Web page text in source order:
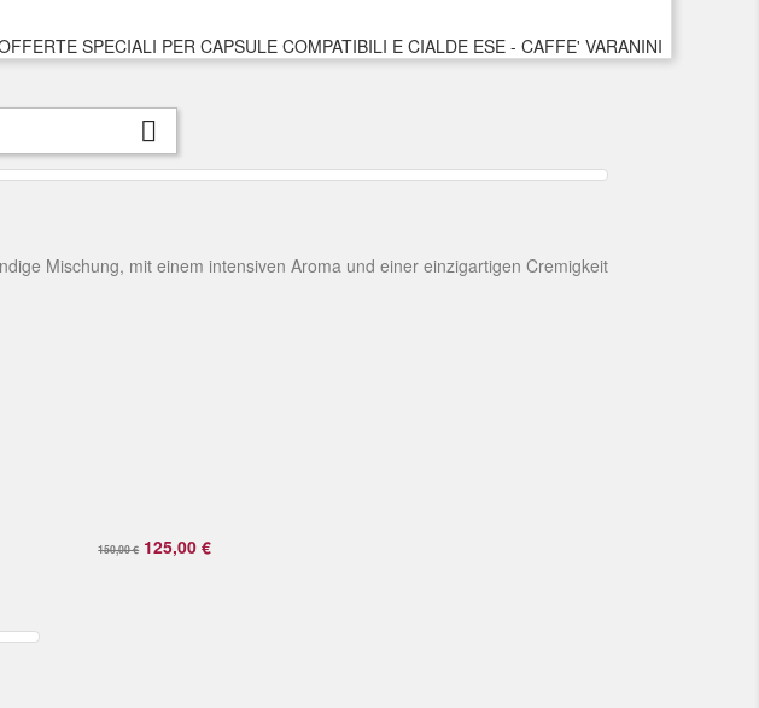

Mischung, mit einem intensiven Aroma und einer einzigartigen Cremigkeit
150,00 € 125,00 €